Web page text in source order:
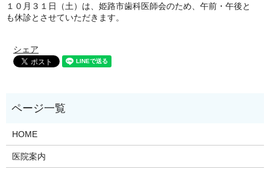
１０月３１日（土）は、姫路市歯科医師会のため、午前・午後と
も休診とさせていただきます。
シェア
HOME
医院案内